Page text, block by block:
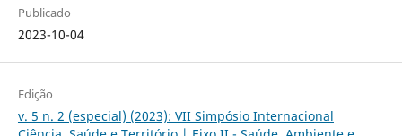
Publicado
2023-10-04
Edição
v. 5 n. 2 (especial) (2023): VII Simpósio Internacional